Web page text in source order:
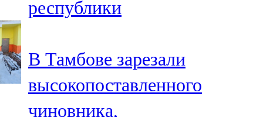
Сарман
Теләче
106,1 FM
республики
В Тамбове зарезали
высокопоставленного
чиновника,